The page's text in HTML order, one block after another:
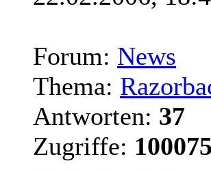
Forum: News
Thema:
Antworten: 37
Zugriffe: 100075